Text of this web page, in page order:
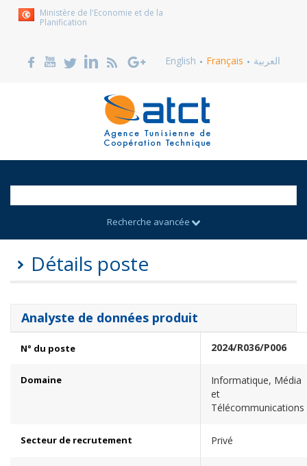
Ministère de l'Economie et de la
Planification
English Français العربية
Recherche avancée
Détails poste
Analyste de données produit
N° du poste 2024/R036/P006
Domaine
Informatique, Média
et
Télécommunications
Secteur de recrutement Privé